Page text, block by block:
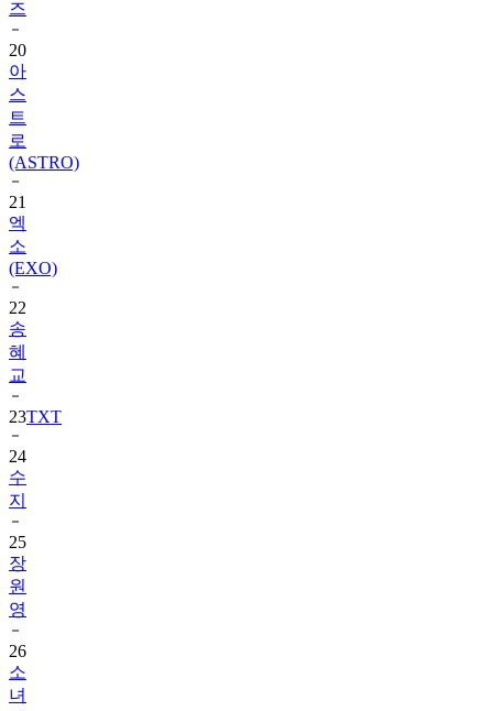
20
아
스
트
로
(ASTRO)
21
엑
소
(EXO)
22
송
혜
교
23
24
수
지
25
장
원
영
26
소
녀
시
대